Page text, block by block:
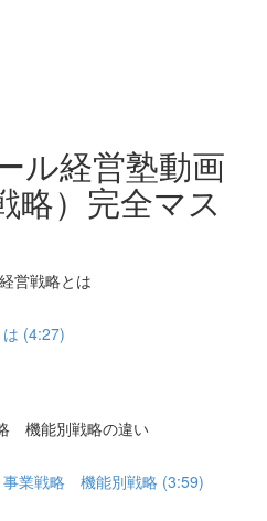
ル経営塾動画
略）完全マス
営戦略とは
(4:27)
機能別戦略の違い
業戦略 機能別戦略 (3:59)